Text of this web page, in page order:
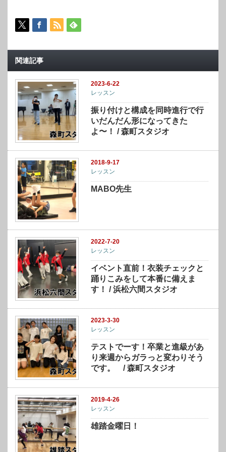
関連記事
2023-6-22
レッスン
振り付けと構成を同時進行で行
いだんだん形になってきた
よ〜！ / 森町スタジオ
2018-9-17
レッスン
MABO先生
2022-7-20
レッスン
イベント直前！衣装チェックと
踊りこみをして本番に備えま
す！ / 浜松六間スタジオ
2023-3-30
レッスン
テストでーす！卒業と進級があ
り来週からガラっと変わりそう
です。 / 森町スタジオ
2019-4-26
レッスン
雄踏金曜日！